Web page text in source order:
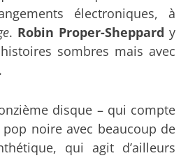
électroniques, à
. Robin Proper-Sheppard y
sombres mais avec
disque – qui compte
noire avec beaucoup de
qui agit d’ailleurs